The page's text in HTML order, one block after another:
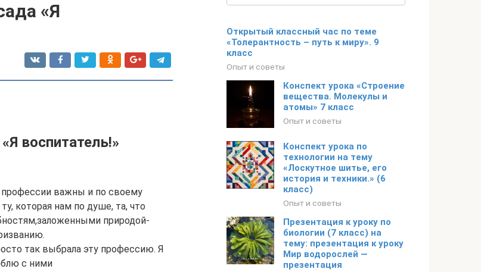
«Я
воспитатель!»
профессии важны и по своему
которая нам по душе, та, что
природой-
так выбрала эту профессию. Я
с ними
Открытый классный час по теме
«Толерантность – путь к миру». 9
класс
Опыт и советы
Конспект урока «Строение
вещества. Молекулы и
атомы» 7 класс
Опыт и советы
Конспект урока по
технологии на тему
«Лоскутное шитье, его
история и техники.» (6
класс)
Опыт и советы
Презентация к уроку по
биологии (7 класс) на
тему: презентация к уроку
Мир водорослей —
презентация